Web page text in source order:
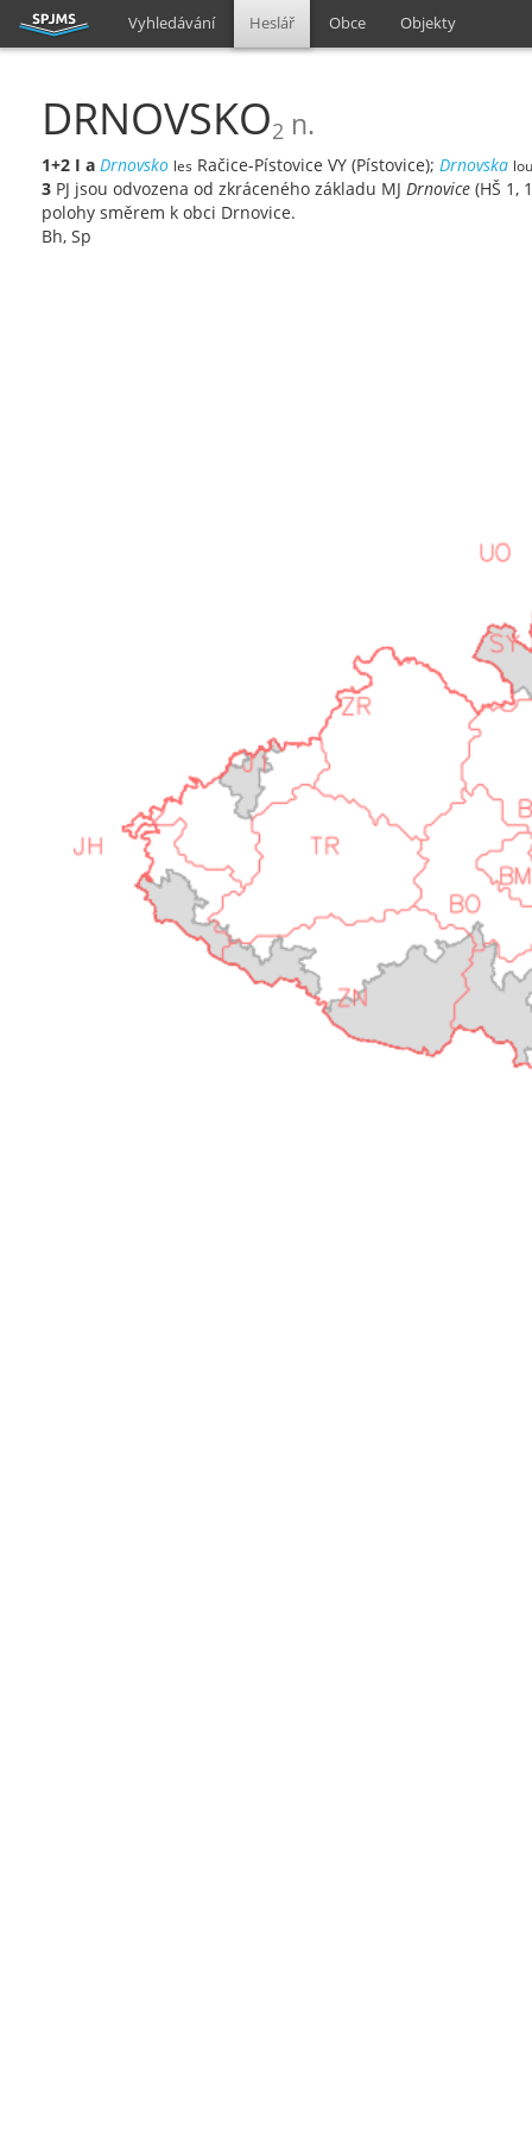
Vyhledávání Heslář Obce Objekty
DRNOVSKO2 n.
1+2 I a Drnovsko les Račice-Pístovice VY (Pístovice); Drnovska
3 PJ jsou odvozena od zkráceného základu MJ Drnovice (HŠ 1,
polohy směrem k obci Drnovice.
Bh, Sp